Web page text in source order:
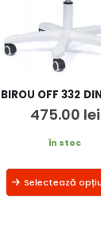
475.00 lei
În stoc
Selectează